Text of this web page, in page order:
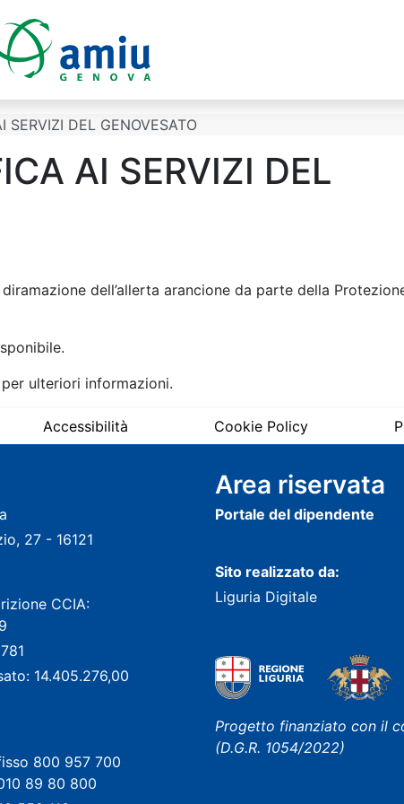
SERVIZI DEL GENOVESATO
AI SERVIZI DEL
dell’allerta arancione da parte della
ulteriori informazioni.
Accessibilità Cookie Policy
27 - 16121
CCIA:
14.405.276,00
800 957 700
89 80 800
Area riservata
Portale del dipendente
Sito realizzato da:
Liguria Digitale
Progetto finanziato con il
(D.G.R. 1054/2022)